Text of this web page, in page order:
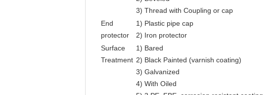
3) Thread with Coupling or cap
End
protector
1) Plastic pipe cap
2) Iron protector
Surface
Treatment
1) Bared
2) Black Painted (varnish coating)
3) Galvanized
4) With Oiled